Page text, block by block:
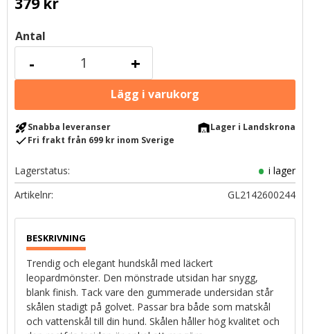
Antal
+
-
rocket_launchSnabba leveranser warehouseLager i Landskrona
checkFri frakt från 699 kr inom Sverige
Lagerstatus
i lager
Artikelnr
GL2142600244
Trendig och elegant hundskål med läckert
leopardmönster. Den mönstrade utsidan har snygg,
blank finish. Tack vare den gummerade undersidan står
skålen stadigt på golvet. Passar bra både som matskål
och vattenskål till din hund. Skålen håller hög kvalitet och